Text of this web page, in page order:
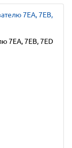
7ЕА, 7ЕВ, 7ЕD